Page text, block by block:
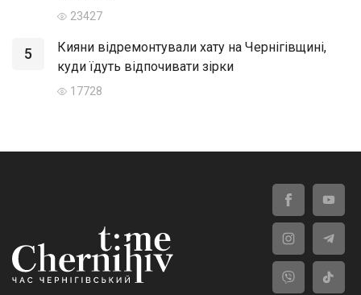
23427
5
Кияни відремонтували хату на Чернігівщині,
куди їдуть відпочивати зірки
17728